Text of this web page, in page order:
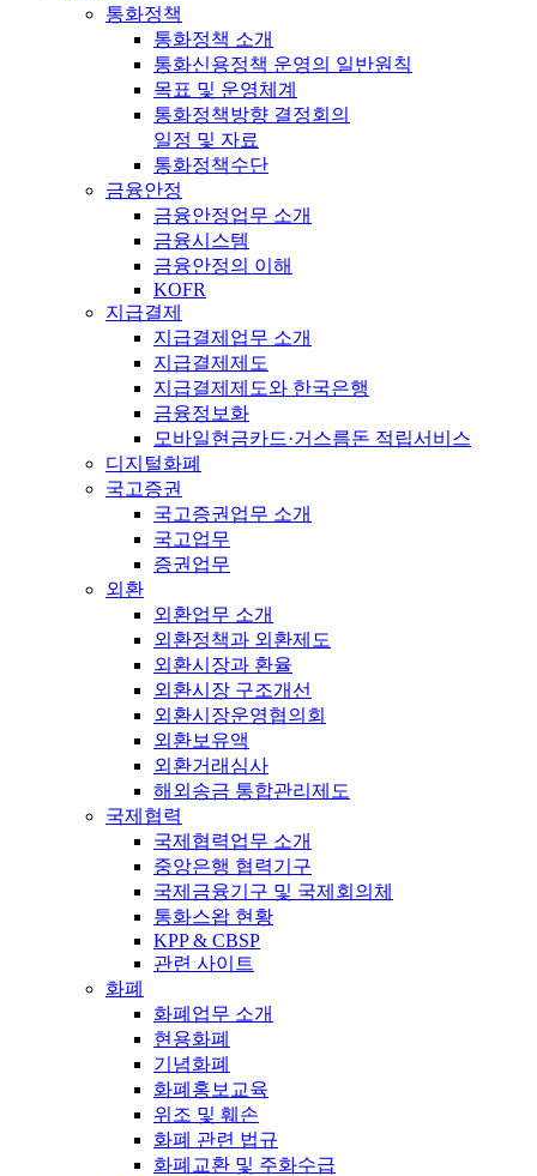
통화정책
통화정책 소개
통화신용정책 운영의 일반원칙
목표 및 운영체계
통화정책방향 결정회의
일정 및 자료
통화정책수단
금융안정
금융안정업무 소개
금융시스템
금융안정의 이해
KOFR
지급결제
지급결제업무 소개
지급결제제도
지급결제제도와 한국은행
금융정보화
모바일현금카드·거스름돈 적립서비스
디지털화폐
국고증권
국고증권업무 소개
국고업무
증권업무
외환
외환업무 소개
외환정책과 외환제도
외환시장과 환율
외환시장 구조개선
외환시장운영협의회
외환보유액
외환거래심사
해외송금 통합관리제도
국제협력
국제협력업무 소개
중앙은행 협력기구
국제금융기구 및 국제회의체
통화스왑 현황
KPP & CBSP
관련 사이트
화폐
화폐업무 소개
현용화폐
기념화폐
화폐홍보교육
위조 및 훼손
화폐 관련 법규
화폐교환 및 주화수급